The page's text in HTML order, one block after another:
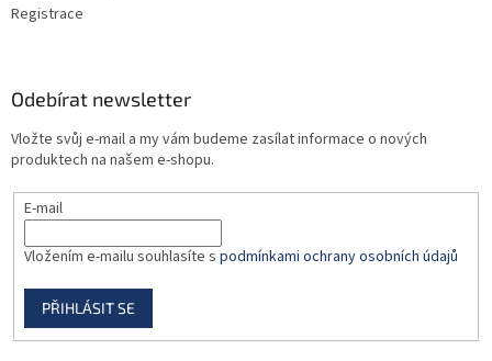
Registrace
Odebírat newsletter
Vložte svůj e-mail a my vám budeme zasílat informace o nových
produktech na našem e-shopu.
E-mail
Vložením e-mailu souhlasíte s podmínkami ochrany osobních údajů
PŘIHLÁSIT SE